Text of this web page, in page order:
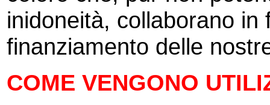
inidoneità, collaborano in
finanziamento delle
COME VENGONO